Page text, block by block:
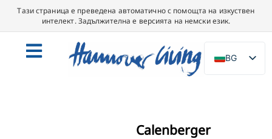
Тази страница е преведена автоматично с помощта на изкуствен
интелект. Задължителна е версията на немски език.
BG
DE
Calenberger